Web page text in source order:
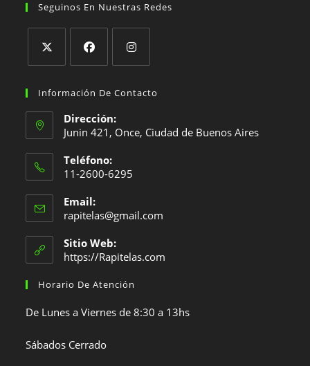
Seguinos En Nuestras Redes
abre
en
una
nueva
pestaña
abre
una
pestaña
abre
una
pestaña
Información De Contacto
Dirección:
Junin 421, Once, Ciudad de Buenos Aires
Teléfono:
11-2600-6295
abre
en
tu
aplicación
Email:
rapitelas@gmail.com
aplicación
Sitio Web:
https://Rapitelas.com
Horario De Atención
De Lunes a Viernes de 8:30 a 13hs
Sábados Cerrado